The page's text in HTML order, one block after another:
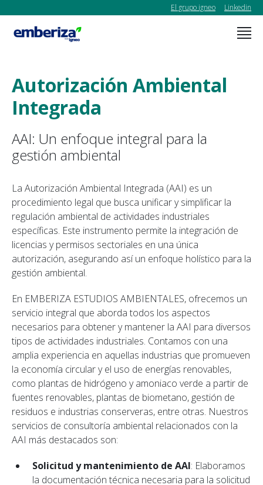
El grupo igneo Linkedin
Autorización Ambiental
Integrada
AAI: Un enfoque integral para la
gestión ambiental
La Autorización Ambiental Integrada (AAI) es un
procedimiento legal que busca unificar y simplificar la
regulación ambiental de actividades industriales
específicas. Este instrumento permite la integración de
licencias y permisos sectoriales en una única
autorización, asegurando así un enfoque holístico para la
gestión ambiental.
En EMBERIZA ESTUDIOS AMBIENTALES, ofrecemos un
servicio integral que aborda todos los aspectos
necesarios para obtener y mantener la AAI para diversos
tipos de actividades industriales. Contamos con una
amplia experiencia en aquellas industrias que promueven
la economía circular y el uso de energías renovables,
como plantas de hidrógeno y amoniaco verde a partir de
fuentes renovables, plantas de biometano, gestión de
residuos e industrias conserveras, entre otras. Nuestros
servicios de consultoría ambiental relacionados con la
AAI más destacados son:
Solicitud y mantenimiento de AAI: Elaboramos
la documentación técnica necesaria para la solicitud